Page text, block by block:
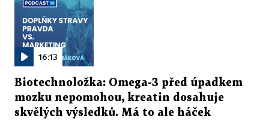
16:13
Biotechnoložka: Omega-3 před úpadkem
mozku nepomohou, kreatin dosahuje
skvělých výsledků. Má to ale háček